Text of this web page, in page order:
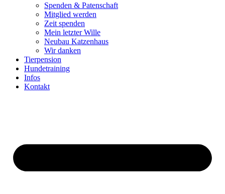
Spenden & Patenschaft
Mitglied werden
Zeit spenden
Mein letzter Wille
Neubau Katzenhaus
Wir danken
Tierpension
Hundetraining
Infos
Kontakt